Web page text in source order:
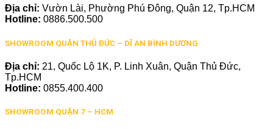
Địa chỉ: Vườn Lài, Phường Phú Đông, Quận 12, Tp.HCM
Hotline: 0886.500.500
SHOWROOM QUẬN THỦ ĐỨC – DĨ AN BÌNH DƯƠNG
Địa chỉ: 21, Quốc Lộ 1K, P. Linh Xuân, Quận Thủ Đức,
Tp.HCM
Hotline: 0855.400.400
SHOWROOM QUẬN 7 – HCM